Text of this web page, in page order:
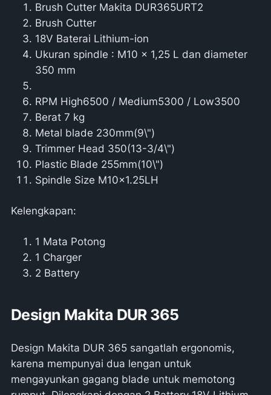
Brush Cutter Makita DUR365URT2
Brush Cutter
18V Baterai Lithium-ion
Ukuran spindle : M10 x 1,25 L dan diameter
350 mm
RPM High6500 / Medium5300 / Low3500
Berat 7 kg
Metal blade 230mm(9\")
Trimmer Head 350(13-3/4\")
Plastic Blade 255mm(10\")
Spindle Size M10x1.25LH
Kelengkapan:
1 Mata Potong
1 Charger
2 Battery
Design Makita DUR 365
Design Makita DUR 365 sangatlah ergonomis,
karena mempunyai dua lengan untuk
mengayunkan gagang blade untuk memotong